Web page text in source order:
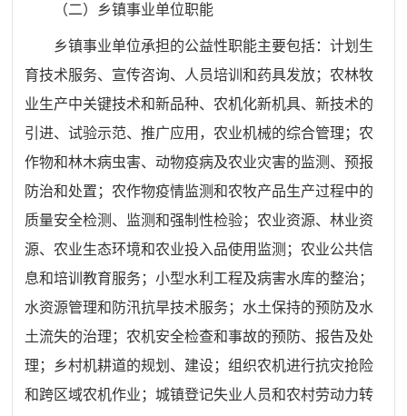
（二）乡镇事业单位职能
乡镇事业单位承担的公益性职能主要包括：计划生
育技术服务、宣传咨询、人员培训和药具发放；农林牧
业生产中关键技术和新品种、农机化新机具、新技术的
引进、试验示范、推广应用，农业机械的综合管理；农
作物和林木病虫害、动物疫病及农业灾害的监测、预报
防治和处置；农作物疫情监测和农牧产品生产过程中的
质量安全检测、监测和强制性检验；农业资源、林业资
源、农业生态环境和农业投入品使用监测；农业公共信
息和培训教育服务；小型水利工程及病害水库的整治；
水资源管理和防汛抗旱技术服务；水土保持的预防及水
土流失的治理；农机安全检查和事故的预防、报告及处
理；乡村机耕道的规划、建设；组织农机进行抗灾抢险
和跨区域农机作业；城镇登记失业人员和农村劳动力转